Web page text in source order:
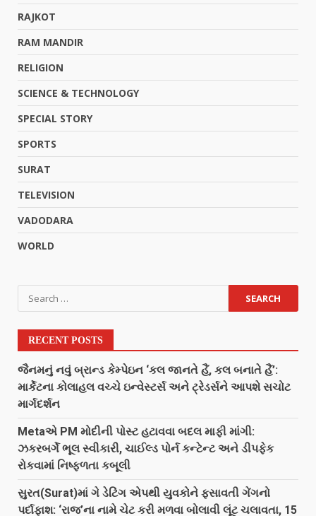
RAJKOT
RAM MANDIR
RELIGION
SCIENCE & TECHNOLOGY
SPECIAL STORY
SPORTS
SURAT
TELEVISION
VADODARA
WORLD
RECENT POSTS
જૈનમનું નવું બ્રાન્ડ કેમ્પેઇન ‘કલ જાનતે હૈં, કલ બનાતે હૈં’:
માર્કેટના કોલાહલ વચ્ચે ઇન્વેસ્ટર્સ અને ટ્રેડર્સને આપશે સચોટ
માર્ગદર્શન
Metaએ PM મોદીની પોસ્ટ હટાવવા બદલ માફી માંગી:
ઝકરબર્ગે ભૂલ સ્વીકારી, ચાઈલ્ડ પોર્ન કન્ટેન્ટ અને ડીપફેક
રોકવામાં નિષ્ફળતા કબૂલી
સુરત(Surat)માં ગે ડેટિંગ એપથી યુવકોને ફસાવતી ગેંગનો
પર્દાફાશ: ‘રાજ’ના નામે ચેટ કરી મળવા બોલાવી લૂંટ ચલાવતા, 15